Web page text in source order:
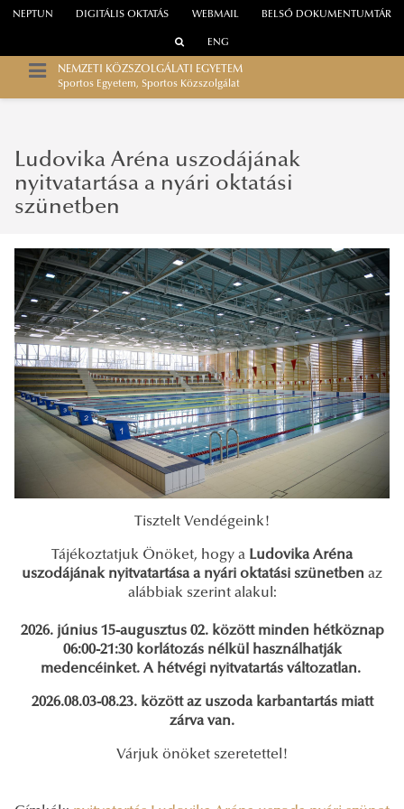
WEBMAIL
NEPTUN DIGITÁLIS OKTATÁS BELSŐ DOKUMENTUMTÁR
ENG
NEMZETI KÖZSZOLGÁLATI EGYETEM
Sportos Egyetem, Sportos Közszolgálat
Ludovika Aréna uszodájának
nyitvatartása a nyári oktatási
szünetben
Tisztelt Vendégeink!
Tájékoztatjuk Önöket, hogy a Ludovika Aréna
uszodájának nyitvatartása a nyári oktatási szünetben az
alábbiak szerint alakul:
2026. június 15-augusztus 02. között minden hétköznap
06:00-21:30 korlátozás nélkül használhatják
medencéinket. A hétvégi nyitvatartás változatlan.
2026.08.03-08.23. között az uszoda karbantartás miatt
zárva van.
Várjuk önöket szeretettel!